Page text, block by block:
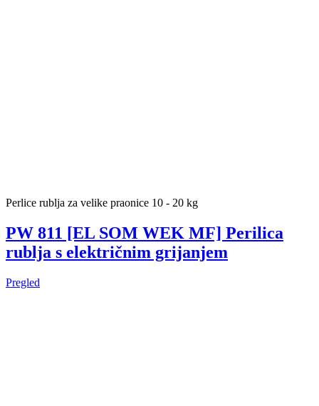
Perlice rublja za velike praonice 10 - 20 kg
PW 811 [EL SOM WEK MF] Perilica
rublja s električnim grijanjem
Pregled